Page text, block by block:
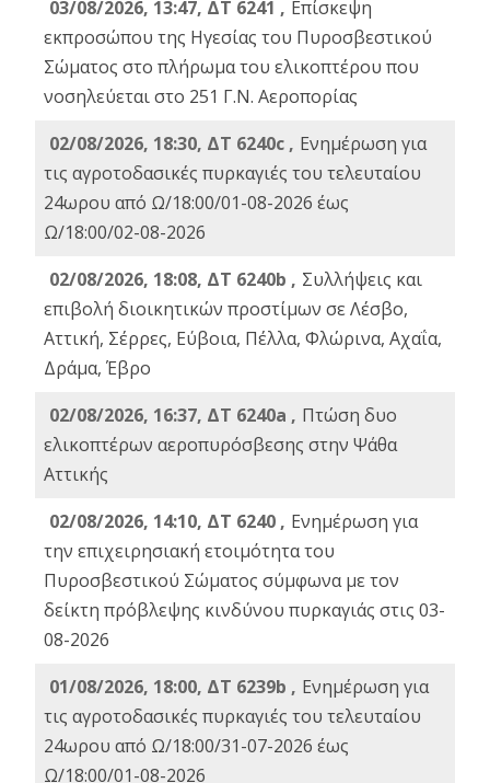
03/08/2026, 13:47, ΔΤ 6241 , Επίσκεψη
εκπροσώπου της Ηγεσίας του Πυροσβεστικού
Σώματος στο πλήρωμα του ελικοπτέρου που
νοσηλεύεται στο 251 Γ.Ν. Αεροπορίας
02/08/2026, 18:30, ΔΤ 6240c , Ενημέρωση για
τις αγροτοδασικές πυρκαγιές του τελευταίου
24ωρου από Ω/18:00/01-08-2026 έως
Ω/18:00/02-08-2026
02/08/2026, 18:08, ΔΤ 6240b , Συλλήψεις και
επιβολή διοικητικών προστίμων σε Λέσβο,
Αττική, Σέρρες, Εύβοια, Πέλλα, Φλώρινα, Αχαΐα,
Δράμα, Έβρο
02/08/2026, 16:37, ΔΤ 6240a , Πτώση δυο
ελικοπτέρων αεροπυρόσβεσης στην Ψάθα
Αττικής
02/08/2026, 14:10, ΔΤ 6240 , Ενημέρωση για
την επιχειρησιακή ετοιμότητα του
Πυροσβεστικού Σώματος σύμφωνα με τον
δείκτη πρόβλεψης κινδύνου πυρκαγιάς στις 03-
08-2026
01/08/2026, 18:00, ΔΤ 6239b , Ενημέρωση για
τις αγροτοδασικές πυρκαγιές του τελευταίου
24ωρου από Ω/18:00/31-07-2026 έως
Ω/18:00/01-08-2026